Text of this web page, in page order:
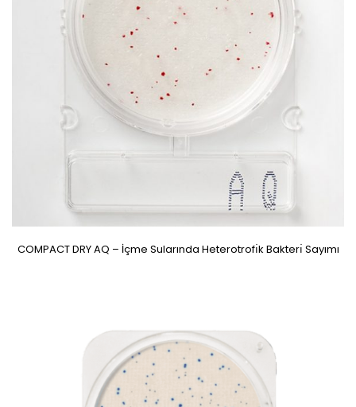
COMPACT DRY AQ – İçme Sularında Heterotrofı̇k Bakterı̇ Sayımı